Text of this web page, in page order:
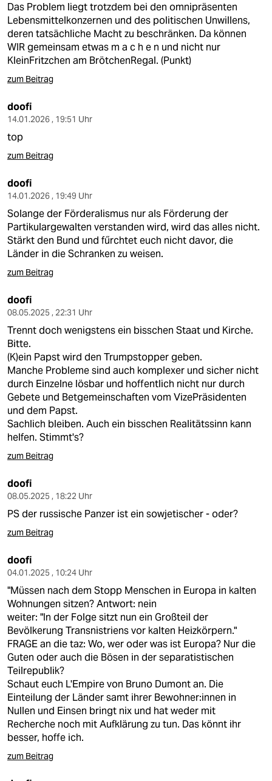
Das Problem liegt trotzdem bei den omnipräsenten
Lebensmittelkonzernen und des politischen Unwillens,
deren tatsächliche Macht zu beschränken. Da können
WIR gemeinsam etwas m a c h e n und nicht nur
KleinFritzchen am BrötchenRegal. (Punkt)
zum Beitrag
doofi
14.01.2026 , 19:51 Uhr
top
zum Beitrag
doofi
14.01.2026 , 19:49 Uhr
Solange der Förderalismus nur als Förderung der
Partikulargewalten verstanden wird, wird das alles nicht.
Stärkt den Bund und fűrchtet euch nicht davor, die
Länder in die Schranken zu weisen.
zum Beitrag
doofi
08.05.2025 , 22:31 Uhr
Trennt doch wenigstens ein bisschen Staat und Kirche.
Bitte.
(K)ein Papst wird den Trumpstopper geben.
Manche Probleme sind auch komplexer und sicher nicht
durch Einzelne lösbar und hoffentlich nicht nur durch
Gebete und Betgemeinschaften vom VizePräsidenten
und dem Papst.
Sachlich bleiben. Auch ein bisschen Realitätssinn kann
helfen. Stimmt's?
zum Beitrag
doofi
08.05.2025 , 18:22 Uhr
PS der russische Panzer ist ein sowjetischer - oder?
zum Beitrag
doofi
04.01.2025 , 10:24 Uhr
"Müssen nach dem Stopp Menschen in Europa in kalten
Wohnungen sitzen? Antwort: nein
weiter: "In der Folge sitzt nun ein Großteil der
Bevölkerung Transnistriens vor kalten Heizkörpern."
FRAGE an die taz: Wo, wer oder was ist Europa? Nur die
Guten oder auch die Bösen in der separatistischen
Teilrepublik?
Schaut euch L'Empire von Bruno Dumont an. Die
Einteilung der Länder samt ihrer Bewohner:innen in
Nullen und Einsen bringt nix und hat weder mit
Recherche noch mit Aufklärung zu tun. Das könnt ihr
besser, hoffe ich.
zum Beitrag